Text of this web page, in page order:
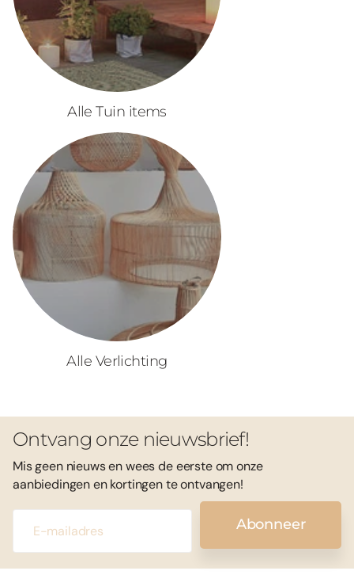
Alle Tuin items
Alle Verlichting
Ontvang onze nieuwsbrief!
Mis geen nieuws en wees de eerste om onze
aanbiedingen en kortingen te ontvangen!
Abonneer